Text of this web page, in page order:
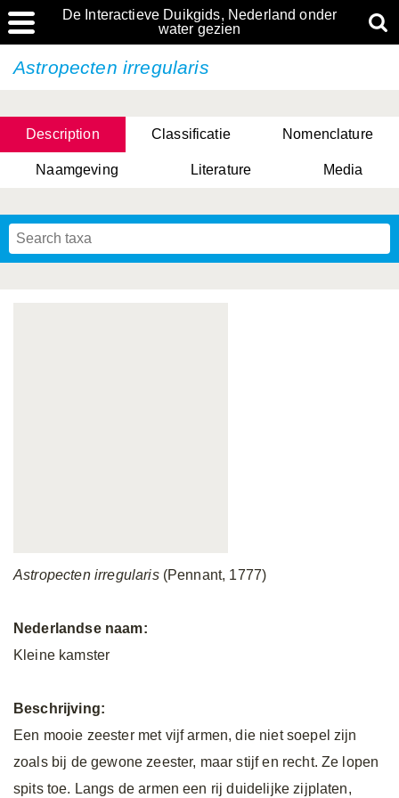
De Interactieve Duikgids, Nederland onder
water gezien
Astropecten irregularis
Description Classificatie Nomenclature
Naamgeving Literature Media
Astropecten irregularis(Pennant, 1777)
Nederlandse naam:
Kleine kamster
Beschrijving:
Een mooie zeester met vijf armen, die niet soepel zijn
zoals bij de gewone zeester, maar stijf en recht. Ze lopen
spits toe. Langs de armen een rij duidelijke zijplaten,